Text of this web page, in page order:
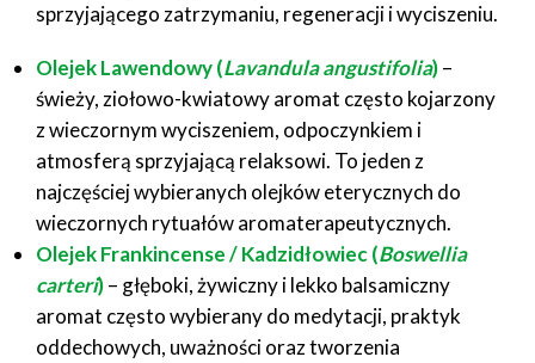
sprzyjającego zatrzymaniu, regeneracji i wyciszeniu.
Olejek Lawendowy (Lavandula angustifolia)–
świeży, ziołowo-kwiatowy aromat często kojarzony
z wieczornym wyciszeniem, odpoczynkiem i
atmosferą sprzyjającą relaksowi. To jeden z
najczęściej wybieranych olejków eterycznych do
wieczornych rytuałów aromaterapeutycznych.
Olejek Frankincense / Kadzidłowiec (Boswellia
carteri)– głęboki, żywiczny i lekko balsamiczny
aromat często wybierany do medytacji, praktyk
oddechowych, uważności oraz tworzenia